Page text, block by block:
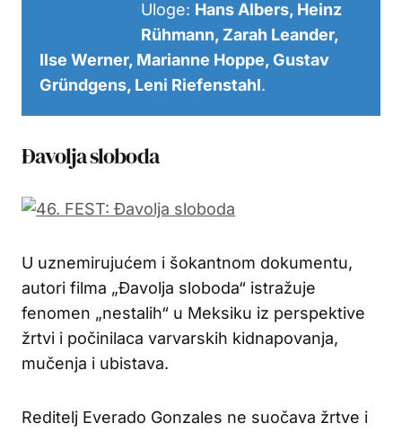
Uloge: Hans Albers, Heinz
Rühmann, Zarah Leander,
Ilse Werner, Marianne Hoppe, Gustav
Gründgens, Leni Riefenstahl.
Đavolja sloboda
U uznemirujućem i šokantnom dokumentu,
autori filma „Đavolja sloboda“ istražuje
fenomen „nestalih“ u Meksiku iz perspektive
žrtvi i počinilaca varvarskih kidnapovanja,
mučenja i ubistava.
Reditelj Everado Gonzales ne suočava žrtve i